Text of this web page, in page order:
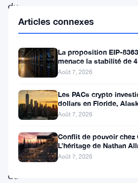
du
Trésor
américain
(T-
bills).
décision,
autorisée
tribunal
du
Articles connexes
La proposition EIP-
menace la stabilité de
stakés et de la DeFi
Août 7, 2026
Les PACs crypto
dollars en Floride,
après un revers au
Août 7, 2026
Conflit de pouvoir chez
L’héritage de Nathan
Ian De Bode le 24 juillet
Août 7, 2026